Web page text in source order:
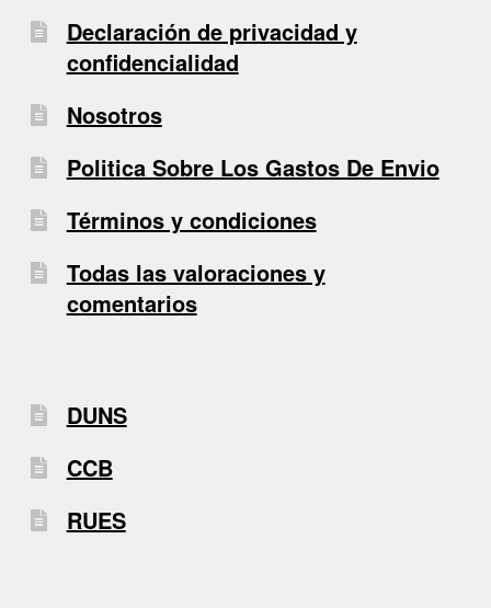
Declaración de privacidad y
confidencialidad
Nosotros
Politica Sobre Los Gastos De Envio
Términos y condiciones
Todas las valoraciones y
comentarios
DUNS
CCB
RUES